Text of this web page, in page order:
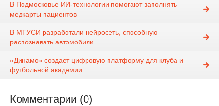
В Подмосковье ИИ-технологии помогают заполнять
медкарты пациентов
В МТУСИ разработали нейросеть, способную
распознавать автомобили
«Динамо» создает цифровую платформу для клуба и
футбольной академии
Комментарии (0)